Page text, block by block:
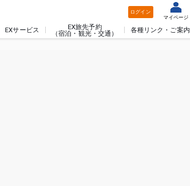
ログイン
マイページ
EXサービス
EX旅先予約
（宿泊・観光・交通）
各種リンク・ご案内